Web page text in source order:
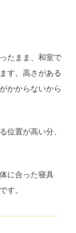
たまま、和室で
す。高さがある
かからないから
位置が高い分、
に合った寝具
す。